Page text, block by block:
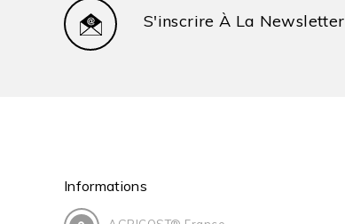
Produit De Référence
Type D'Utilisation
S'inscrire À La Newsletter
Informations